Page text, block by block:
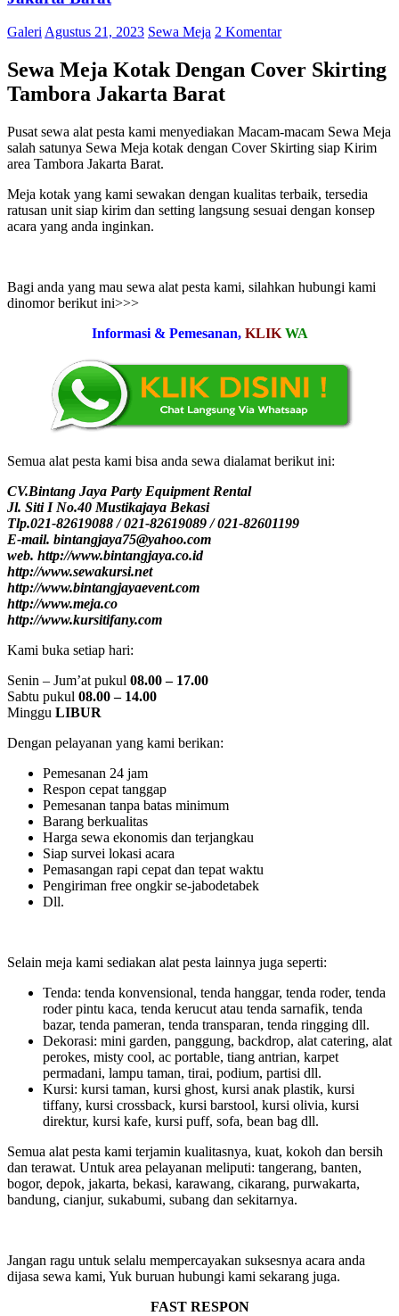
Galeri Agustus 21, 2023 Sewa Meja 2 Komentar
Sewa Meja Kotak Dengan Cover Skirting
Tambora Jakarta Barat
Pusat sewa alat pesta kami menyediakan Macam-macam Sewa Meja
salah satunya Sewa Meja kotak dengan Cover Skirting siap Kirim
area Tambora Jakarta Barat.
Meja kotak yang kami sewakan dengan kualitas terbaik, tersedia
ratusan unit siap kirim dan setting langsung sesuai dengan konsep
acara yang anda inginkan.
Bagi anda yang mau sewa alat pesta kami, silahkan hubungi kami
dinomor berikut ini>>>
Informasi & Pemesanan, KLIK WA
Semua alat pesta kami bisa anda sewa dialamat berikut ini:
CV.Bintang Jaya Party Equipment Rental
Jl. Siti I No.40 Mustikajaya Bekasi
Tlp.021-82619088 / 021-82619089 / 021-82601199
E-mail. bintangjaya75@yahoo.com
web. http://www.bintangjaya.co.id
http://www.sewakursi.net
http://www.bintangjayaevent.com
http://www.meja.co
http://www.kursitifany.com
Kami buka setiap hari:
Senin – Jum’at pukul 08.00 – 17.00
Sabtu pukul 08.00 – 14.00
Minggu LIBUR
Dengan pelayanan yang kami berikan:
Pemesanan 24 jam
Respon cepat tanggap
Pemesanan tanpa batas minimum
Barang berkualitas
Harga sewa ekonomis dan terjangkau
Siap survei lokasi acara
Pemasangan rapi cepat dan tepat waktu
Pengiriman free ongkir se-jabodetabek
Dll.
Selain meja kami sediakan alat pesta lainnya juga seperti:
Tenda: tenda konvensional, tenda hanggar, tenda roder, tenda
roder pintu kaca, tenda kerucut atau tenda sarnafik, tenda
bazar, tenda pameran, tenda transparan, tenda ringging dll.
Dekorasi: mini garden, panggung, backdrop, alat catering, alat
perokes, misty cool, ac portable, tiang antrian, karpet
permadani, lampu taman, tirai, podium, partisi dll.
Kursi: kursi taman, kursi ghost, kursi anak plastik, kursi
tiffany, kursi crossback, kursi barstool, kursi olivia, kursi
direktur, kursi kafe, kursi puff, sofa, bean bag dll.
Semua alat pesta kami terjamin kualitasnya, kuat, kokoh dan bersih
dan terawat. Untuk area pelayanan meliputi: tangerang, banten,
bogor, depok, jakarta, bekasi, karawang, cikarang, purwakarta,
bandung, cianjur, sukabumi, subang dan sekitarnya.
Jangan ragu untuk selalu mempercayakan suksesnya acara anda
dijasa sewa kami, Yuk buruan hubungi kami sekarang juga.
FAST RESPON